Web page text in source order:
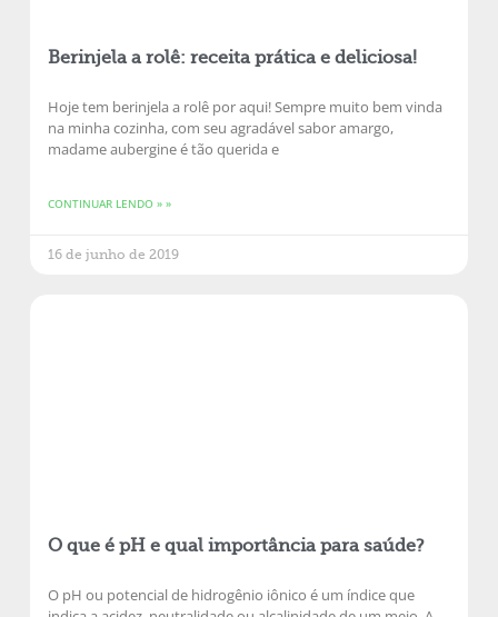
Berinjela a rolê: receita prática e deliciosa!
Hoje tem berinjela a rolê por aqui! Sempre muito bem vinda
na minha cozinha, com seu agradável sabor amargo,
madame aubergine é tão querida e
CONTINUAR LENDO » »
16 de junho de 2019
O que é pH e qual importância para saúde?
O pH ou potencial de hidrogênio iônico é um índice que